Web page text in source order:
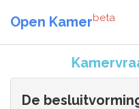
Open Kamerbeta
De